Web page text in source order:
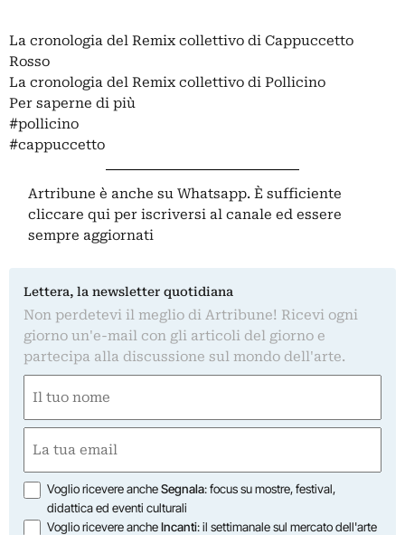
La cronologia del Remix collettivo di Cappuccetto
Rosso
La cronologia del Remix collettivo di Pollicino
Per saperne di più
#pollicino
#cappuccetto
Artribune è anche su Whatsapp. È sufficiente
cliccare qui per iscriversi al canale ed essere
sempre aggiornati
Lettera, la newsletter quotidiana
Non perdetevi il meglio di Artribune! Ricevi ogni
giorno un'e-mail con gli articoli del giorno e
partecipa alla discussione sul mondo dell'arte.
(Obbligatorio)
Nome
(Obbligatorio)
Opzioni
Voglio ricevere ancheSegnala: focus su mostre, festival,
didattica ed eventi culturali
Voglio ricevere ancheIncanti: il settimanale sul mercato dell'arte